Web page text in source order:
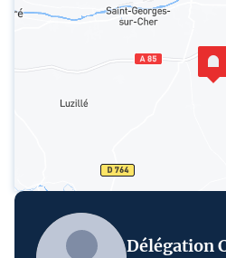
Délégation